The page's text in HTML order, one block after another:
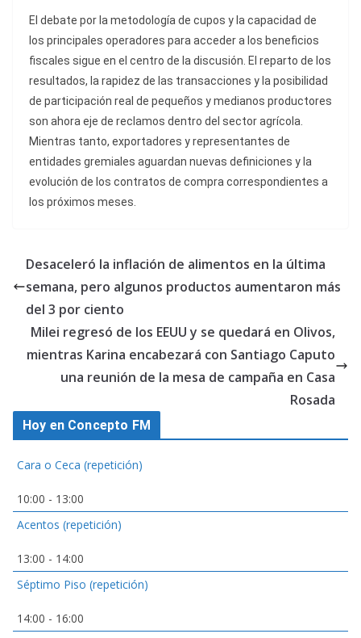
El debate por la metodología de cupos y la capacidad de
los principales operadores para acceder a los beneficios
fiscales sigue en el centro de la discusión. El reparto de los
resultados, la rapidez de las transacciones y la posibilidad
de participación real de pequeños y medianos productores
son ahora eje de reclamos dentro del sector agrícola.
Mientras tanto, exportadores y representantes de
entidades gremiales aguardan nuevas definiciones y la
evolución de los contratos de compra correspondientes a
los próximos meses.
Desaceleró la inflación de alimentos en la última
semana, pero algunos productos aumentaron más
del 3 por ciento
Milei regresó de los EEUU y se quedará en Olivos,
mientras Karina encabezará con Santiago Caputo
una reunión de la mesa de campaña en Casa
Rosada
Hoy en Concepto FM
Cara o Ceca (repetición)
10:00 - 13:00
Acentos (repetición)
13:00 - 14:00
Séptimo Piso (repetición)
14:00 - 16:00